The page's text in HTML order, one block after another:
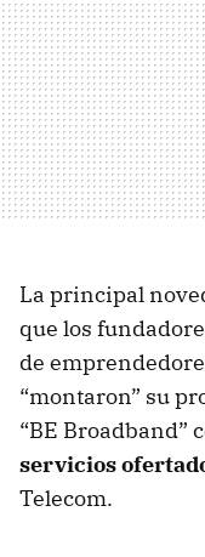
La principal
que los
de
“montaron” su
“BE Broadband”
servicios
Telecom.